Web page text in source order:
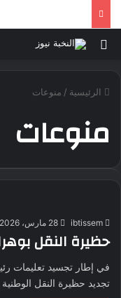
بحث عن
الرئيسية / منوعات
منوعات
ibtissem 28 مارس، 2026
حظيرة النقل بوهران
في إطار تجسيد تعليمات
تجديد حظيرة النقل الوطنية بـ 10 آلاف حافلة جديدة،